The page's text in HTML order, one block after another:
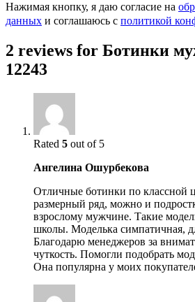
Нажимая кнопку, я даю согласие на
данных и соглашаюсь с политикой
2 reviews for Ботинки
12243
Rated 5 out of 5
Ангелина Ошурбекова
Отличные ботинки по классной
размерный ряд, можно и
взрослому мужчине. Такие
школы. Моделька симпатичная,
Благодарю менеджеров за
чуткость. Помогли подобрать
Она популярна у моих